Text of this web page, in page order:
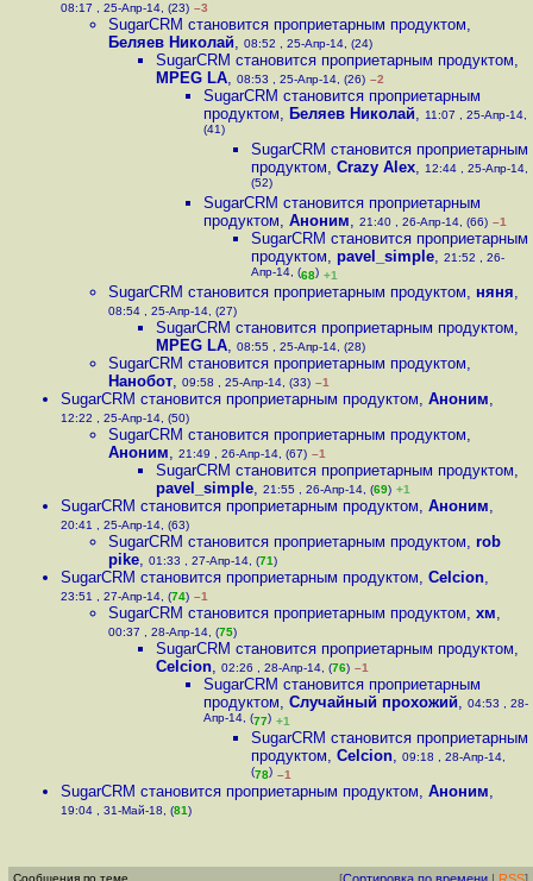
08:17 , 25-Апр-14, (23) –3
SugarCRM становится проприетарным продуктом,
Беляев Николай, 08:52 , 25-Апр-14, (24)
SugarCRM становится проприетарным продуктом,
MPEG LA, 08:53 , 25-Апр-14, (26) –2
SugarCRM становится проприетарным
продуктом, Беляев Николай, 11:07 , 25-Апр-14,
(41)
SugarCRM становится проприетарным
продуктом, Crazy Alex, 12:44 , 25-Апр-14,
(52)
SugarCRM становится проприетарным
продуктом, Аноним, 21:40 , 26-Апр-14, (66) –1
SugarCRM становится проприетарным
продуктом, pavel_simple, 21:52 , 26-
Апр-14, (68) +1
SugarCRM становится проприетарным продуктом, няня,
08:54 , 25-Апр-14, (27)
SugarCRM становится проприетарным продуктом,
MPEG LA, 08:55 , 25-Апр-14, (28)
SugarCRM становится проприетарным продуктом,
Нанобот, 09:58 , 25-Апр-14, (33) –1
SugarCRM становится проприетарным продуктом, Аноним,
12:22 , 25-Апр-14, (50)
SugarCRM становится проприетарным продуктом,
Аноним, 21:49 , 26-Апр-14, (67) –1
SugarCRM становится проприетарным продуктом,
pavel_simple, 21:55 , 26-Апр-14, (69) +1
SugarCRM становится проприетарным продуктом, Аноним,
20:41 , 25-Апр-14, (63)
SugarCRM становится проприетарным продуктом, rob
pike, 01:33 , 27-Апр-14, (71)
SugarCRM становится проприетарным продуктом, Celcion,
23:51 , 27-Апр-14, (74) –1
SugarCRM становится проприетарным продуктом, хм,
00:37 , 28-Апр-14, (75)
SugarCRM становится проприетарным продуктом,
Celcion, 02:26 , 28-Апр-14, (76) –1
SugarCRM становится проприетарным
продуктом, Случайный прохожий, 04:53 , 28-
Апр-14, (77) +1
SugarCRM становится проприетарным
продуктом, Celcion, 09:18 , 28-Апр-14,
(78) –1
SugarCRM становится проприетарным продуктом, Аноним,
19:04 , 31-Май-18, (81)
Сообщения по теме